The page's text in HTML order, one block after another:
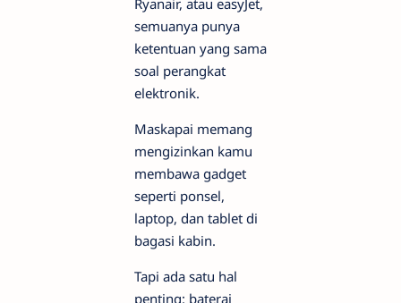
Ryanair, atau easyJet,
semuanya punya
ketentuan yang sama
soal perangkat
elektronik.
Maskapai memang
mengizinkan kamu
membawa gadget
seperti ponsel,
laptop, dan tablet di
bagasi kabin.
Tapi ada satu hal
penting: baterai